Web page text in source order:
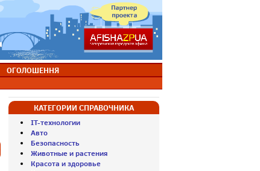
ОГОЛОШЕННЯ
КАТЕГОРИИ СПРАВОЧНИКА
IT-технологии
Авто
Безопасность
Животные и растения
Красота и здоровье